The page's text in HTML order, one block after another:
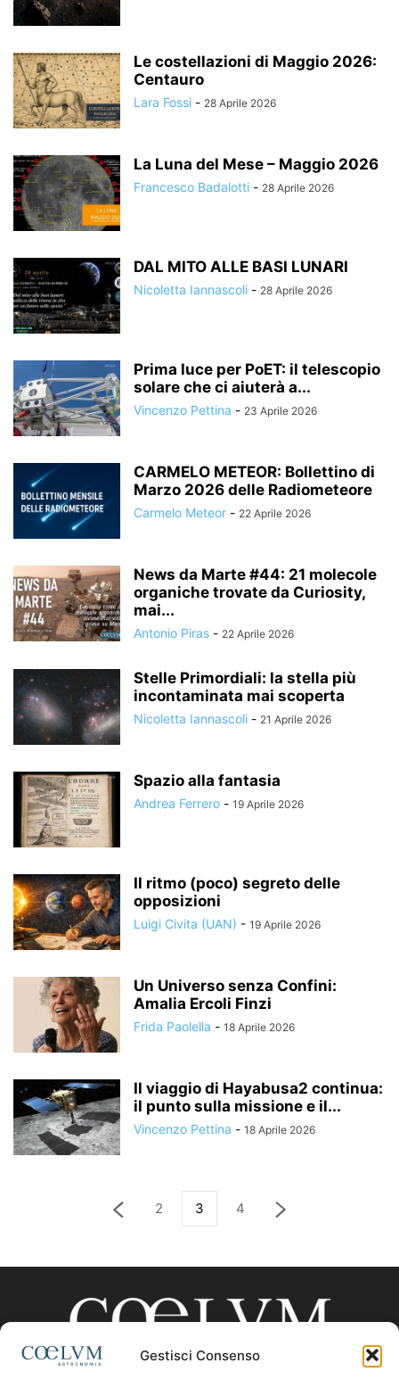
Gestisci Consenso
Le costellazioni di Maggio 2026:
Centauro
Lara Fossi - 28 Aprile 2026
La Luna del Mese – Maggio 2026
Francesco Badalotti - 28 Aprile 2026
DAL MITO ALLE BASI LUNARI
Nicoletta Iannascoli - 28 Aprile 2026
Prima luce per PoET: il telescopio
solare che ci aiuterà a...
Vincenzo Pettina - 23 Aprile 2026
CARMELO METEOR: Bollettino di
Marzo 2026 delle Radiometeore
Carmelo Meteor - 22 Aprile 2026
News da Marte #44: 21 molecole
organiche trovate da Curiosity,
mai...
Antonio Piras - 22 Aprile 2026
Stelle Primordiali: la stella più
incontaminata mai scoperta
Nicoletta Iannascoli - 21 Aprile 2026
Spazio alla fantasia
Andrea Ferrero - 19 Aprile 2026
Il ritmo (poco) segreto delle
opposizioni
Luigi Civita (UAN) - 19 Aprile 2026
Un Universo senza Confini:
Amalia Ercoli Finzi
Frida Paolella - 18 Aprile 2026
Il viaggio di Hayabusa2 continua:
il punto sulla missione e il...
Vincenzo Pettina - 18 Aprile 2026
2 3 4